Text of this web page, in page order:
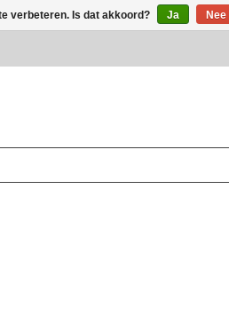
verbeteren. Is dat akkoord? Ja Nee